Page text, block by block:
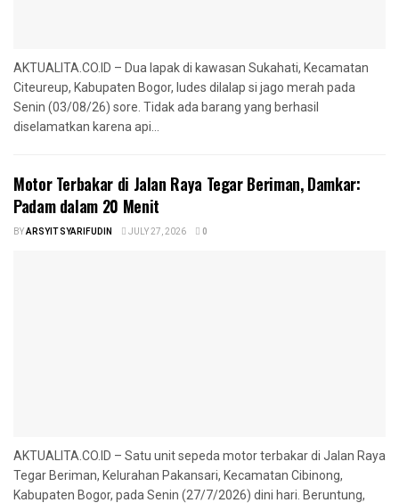
AKTUALITA.CO.ID – Dua lapak di kawasan Sukahati, Kecamatan
Citeureup, Kabupaten Bogor, ludes dilalap si jago merah pada
Senin (03/08/26) sore. Tidak ada barang yang berhasil
diselamatkan karena api...
Motor Terbakar di Jalan Raya Tegar Beriman, Damkar:
Padam dalam 20 Menit
BYARSYIT SYARIFUDIN JULY 27, 2026 0
AKTUALITA.CO.ID – Satu unit sepeda motor terbakar di Jalan Raya
Tegar Beriman, Kelurahan Pakansari, Kecamatan Cibinong,
Kabupaten Bogor, pada Senin (27/7/2026) dini hari. Beruntung,